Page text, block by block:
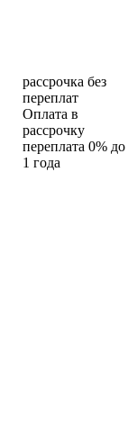
рассрочка без
переплат
Оплата в
рассрочку
переплата 0% до
1 года